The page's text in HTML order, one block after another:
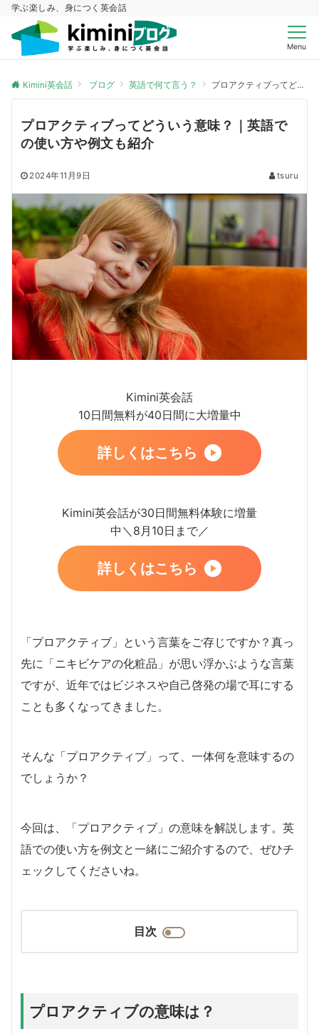
学ぶ楽しみ、身につく英会話
Menu
Kimini英会話 ブログ 英語で何て言う？ プロアクティブってどういう意味？｜英語での使い方や例文も紹介
プロアクティブってどういう意味？｜英語で
の使い方や例文も紹介
2024年11月9日 tsuru
Kimini英会話
10日間無料が40日間に大増量中
詳しくはこちら
Kimini英会話が30日間無料体験に増量
中＼8月10日まで／
詳しくはこちら
「プロアクティブ」という言葉をご存じですか？真っ
先に「ニキビケアの化粧品」が思い浮かぶような言葉
ですが、近年ではビジネスや自己啓発の場で耳にする
ことも多くなってきました。
そんな「プロアクティブ」って、一体何を意味するの
でしょうか？
今回は、「プロアクティブ」の意味を解説します。英
語での使い方を例文と一緒にご紹介するので、ぜひチ
ェックしてくださいね。
目次
プロアクティブの意味は？